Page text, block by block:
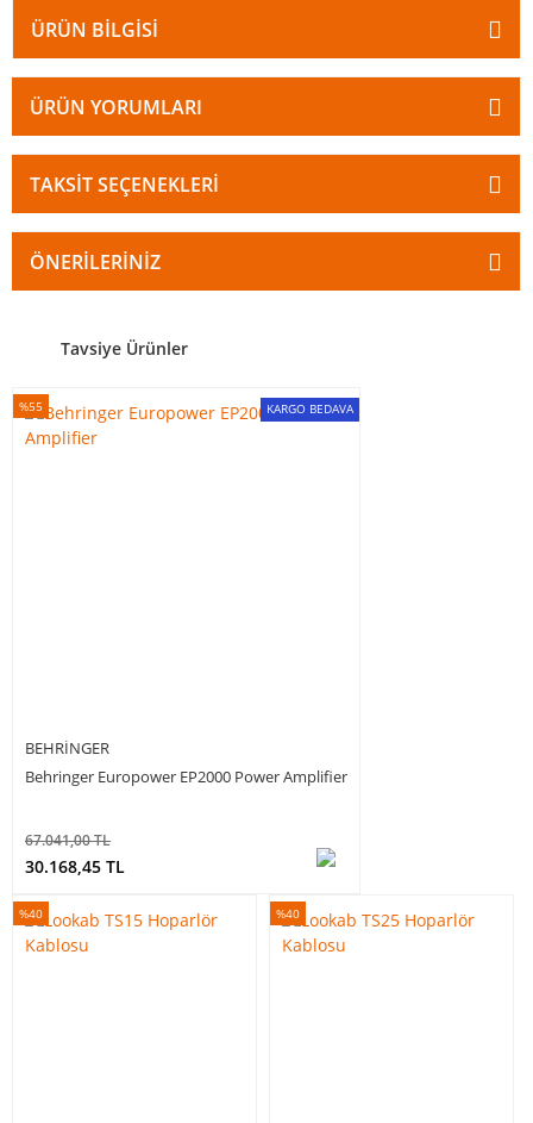
ÜRÜN BILGISI
ÜRÜN YORUMLARI
TAKSIT SEÇENEKLERI
ÖNERILERINIZ
Tavsiye Ürünler
KARGO BEDAVA
BEHRINGER
Behringer Europower EP2000 Power Amplifier
%55
67.041,00 TL
30.168,45 TL
%40 %40